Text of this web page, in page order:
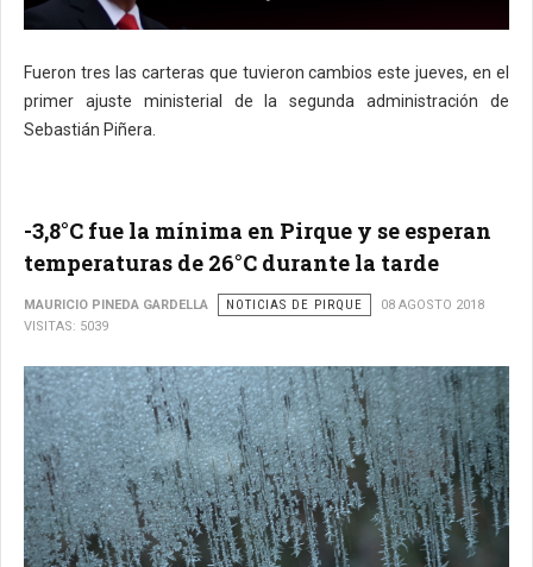
Fueron tres las carteras que tuvieron cambios este jueves, en el
primer ajuste ministerial de la segunda administración de
Sebastián Piñera.
-3,8°C fue la mínima en Pirque y se esperan
temperaturas de 26°C durante la tarde
MAURICIO PINEDA GARDELLA NOTICIAS DE PIRQUE
08 AGOSTO 2018
VISITAS: 5039